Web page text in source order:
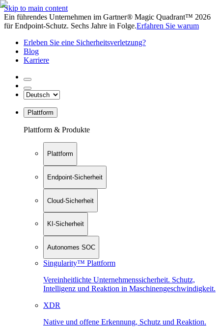
Skip to main content
Ein führendes Unternehmen im Gartner® Magic Quadrant™ 2026
für Endpoint-Schutz. Sechs Jahre in Folge.Erfahren Sie warum
Erleben Sie eine Sicherheitsverletzung?
Blog
Karriere
Plattform
Plattform & Produkte
Plattform
Endpoint-Sicherheit
Cloud-Sicherheit
KI-Sicherheit
Autonomes SOC
Singularity™ Plattform
Vereinheitlichte Unternehmenssicherheit. Schutz,
Intelligenz und Reaktion in Maschinen­geschwindigkeit.
XDR
Native und offene Erkennung, Schutz und Reaktion.